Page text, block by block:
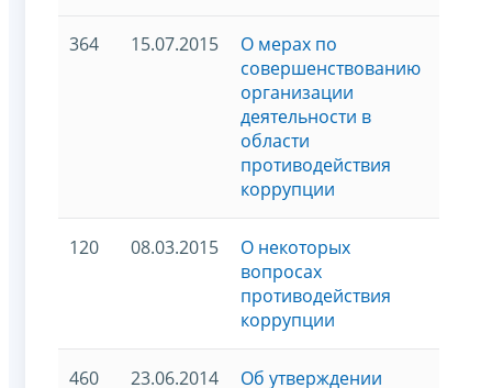
364 15.07.2015
О мерах по
совершенствованию
организации
деятельности в
области
противодействия
коррупции
120 08.03.2015
О некоторых
вопросах
противодействия
коррупции
460 23.06.2014 Об утверждении